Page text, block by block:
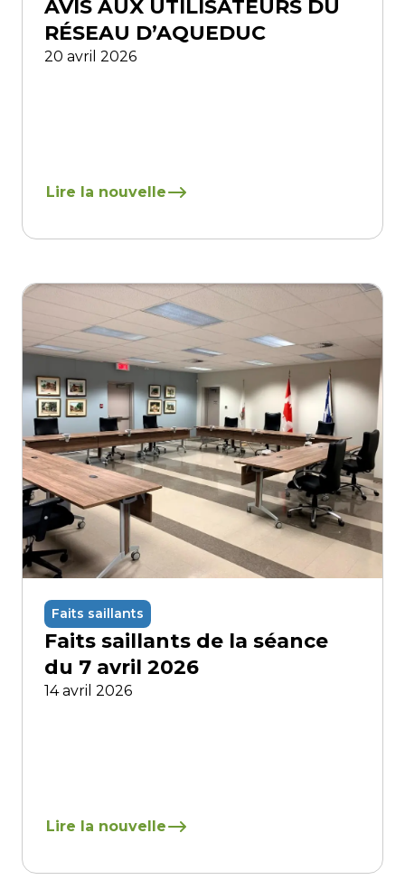
AVIS AUX UTILISATEURS DU
RÉSEAU D’AQUEDUC
20 avril 2026
En savoir plus
Faits saillants
Faits saillants de la séance
du 7 avril 2026
14 avril 2026
En savoir plus